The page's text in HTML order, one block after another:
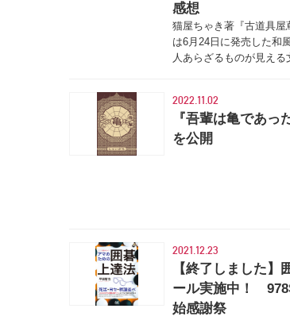
感想
猫屋ちゃき著『古道具屋
は6月24日に発売した和
人あらざるものが見え
2022.11.02
『吾輩は亀であっ
を公開
2021.12.23
【終了しました】
ール実施中！
始感謝祭